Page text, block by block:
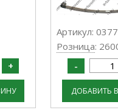
Артикул: 0377
Розница: